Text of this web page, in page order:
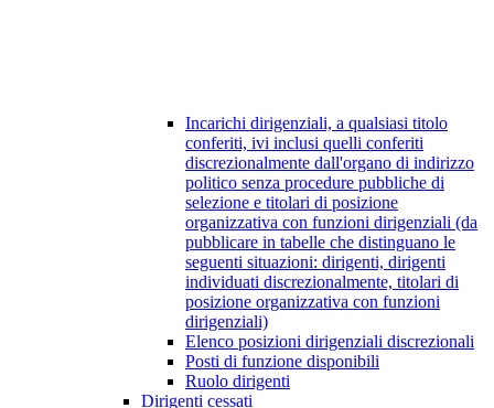
Incarichi dirigenziali, a qualsiasi titolo
conferiti, ivi inclusi quelli conferiti
discrezionalmente dall'organo di indirizzo
politico senza procedure pubbliche di
selezione e titolari di posizione
organizzativa con funzioni dirigenziali (da
pubblicare in tabelle che distinguano le
seguenti situazioni: dirigenti, dirigenti
individuati discrezionalmente, titolari di
posizione organizzativa con funzioni
dirigenziali)
Elenco posizioni dirigenziali discrezionali
Posti di funzione disponibili
Ruolo dirigenti
Dirigenti cessati